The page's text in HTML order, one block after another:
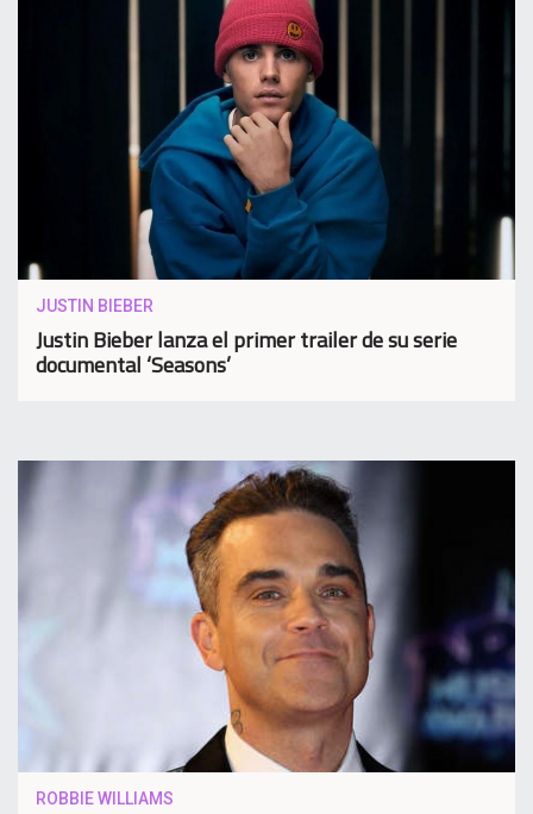
JUSTIN BIEBER
Justin Bieber lanza el primer trailer de su serie
documental ‘Seasons’
ROBBIE WILLIAMS